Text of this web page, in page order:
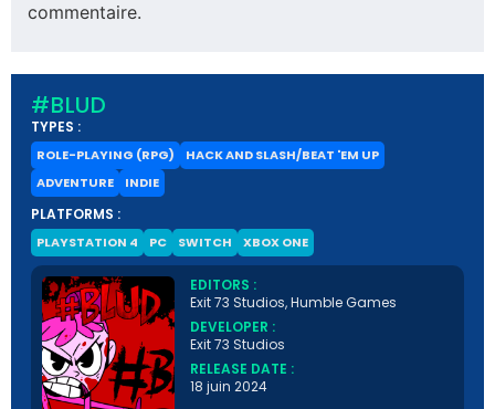
commentaire.
#BLUD
TYPES :
ROLE-PLAYING (RPG)
HACK AND SLASH/BEAT 'EM UP
ADVENTURE
INDIE
PLATFORMS :
PLAYSTATION 4 PC SWITCH XBOX ONE
EDITORS :
Exit 73 Studios, Humble Games
DEVELOPER :
Exit 73 Studios
RELEASE DATE :
18 juin 2024